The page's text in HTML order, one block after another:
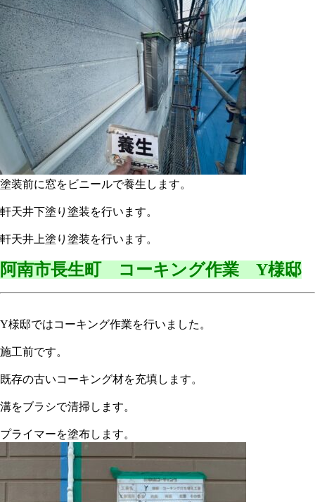
塗装前に窓をビニールで養生します。
軒天井下塗り塗装を行います。
軒天井上塗り塗装を行います。
阿南市長生町 コーキング作業 Y様邸
Y様邸ではコーキング作業を行いました。
施工前です。
既存の古いコーキング材を充填します。
溝をブラシで清掃します。
プライマーを塗布します。